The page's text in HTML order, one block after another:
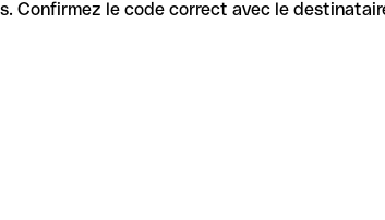
Confirmez le code correct avec le